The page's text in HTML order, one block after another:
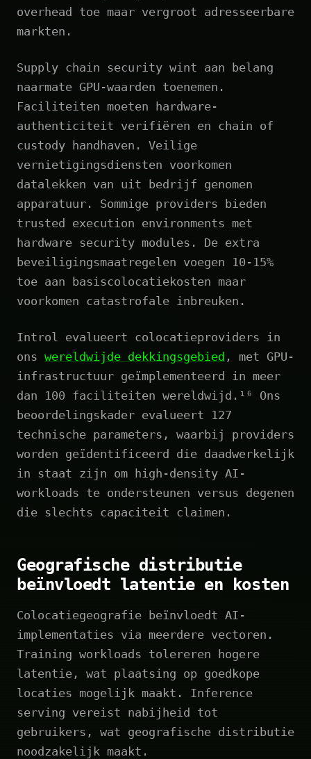
overhead toe maar vergroot adresseerbare
markten.
Supply chain security wint aan belang
naarmate GPU-waarden toenemen.
Faciliteiten moeten hardware-
authenticiteit verifiëren en chain of
custody handhaven. Veilige
vernietigingsdiensten voorkomen
datalekken van uit bedrijf genomen
apparatuur. Sommige providers bieden
trusted execution environments met
hardware security modules. De extra
beveiligingsmaatregelen voegen 10-15%
toe aan basiscolocatiekosten maar
voorkomen catastrofale inbreuken.
Introl evalueert colocatieproviders in
ons wereldwijde dekkingsgebied , met GPU-
infrastructuur geïmplementeerd in meer
dan 100 faciliteiten wereldwijd.¹⁶ Ons
beoordelingskader evalueert 127
technische parameters, waarbij providers
worden geïdentificeerd die daadwerkelijk
in staat zijn om high-density AI-
workloads te ondersteunen versus degenen
die slechts capaciteit claimen.
Geografische distributie
beïnvloedt latentie en kosten
Colocatiegeografie beïnvloedt AI-
implementaties via meerdere vectoren.
Training workloads tolereren hogere
latentie, wat plaatsing op goedkope
locaties mogelijk maakt. Inference
serving vereist nabijheid tot
gebruikers, wat geografische distributie
noodzakelijk maakt.